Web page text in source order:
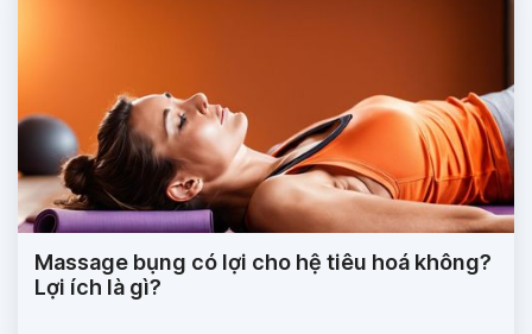
Massage bụng có lợi cho hệ tiêu hoá không?
Lợi ích là gì?